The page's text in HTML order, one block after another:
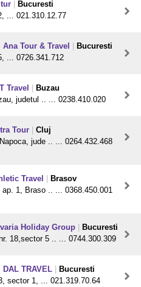
Bucuresti
... 021.310.12.77
Tour & Travel
Bucuresti
... 0726.341.712
Travel
Buzau
judetul .. ... 0238.410.020
Tour
Cluj
jude .. ... 0264.432.468
Travel
Brasov
1, Braso .. ... 0368.450.001
Holiday Group
Bucuresti
18,sector 5 .. ... 0744.300.309
DAL TRAVEL
Bucuresti
sector 1, ... 021.319.70.64